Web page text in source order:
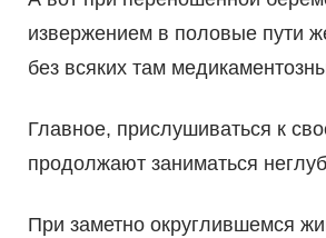
извержением в половые пути
без всяких там
Главное, прислушиваться к
продолжают заниматься
При заметно округлившемся